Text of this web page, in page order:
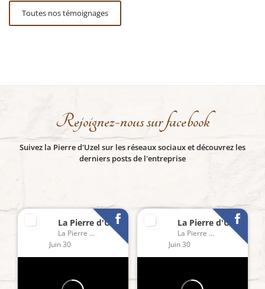
Toutes nos témoignages
Rejoignez-nous sur facebook
Suivez la Pierre d'Uzel sur les réseaux sociaux et découvrez les
derniers posts de l'entreprise
La Pierre d'Uzel
La Pierre d'Uzel
Juin 30
La Pierre d'Uzel
La Pierre d'Uzel
Juin 30